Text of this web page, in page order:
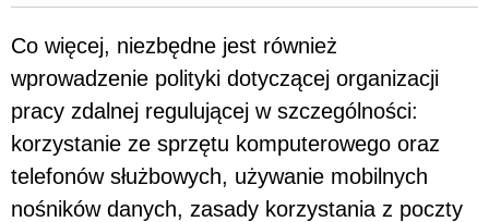
Co więcej, niezbędne jest również
wprowadzenie polityki dotyczącej organizacji
pracy zdalnej regulującej w szczególności:
korzystanie ze sprzętu komputerowego oraz
telefonów służbowych, używanie mobilnych
nośników danych, zasady korzystania z poczty